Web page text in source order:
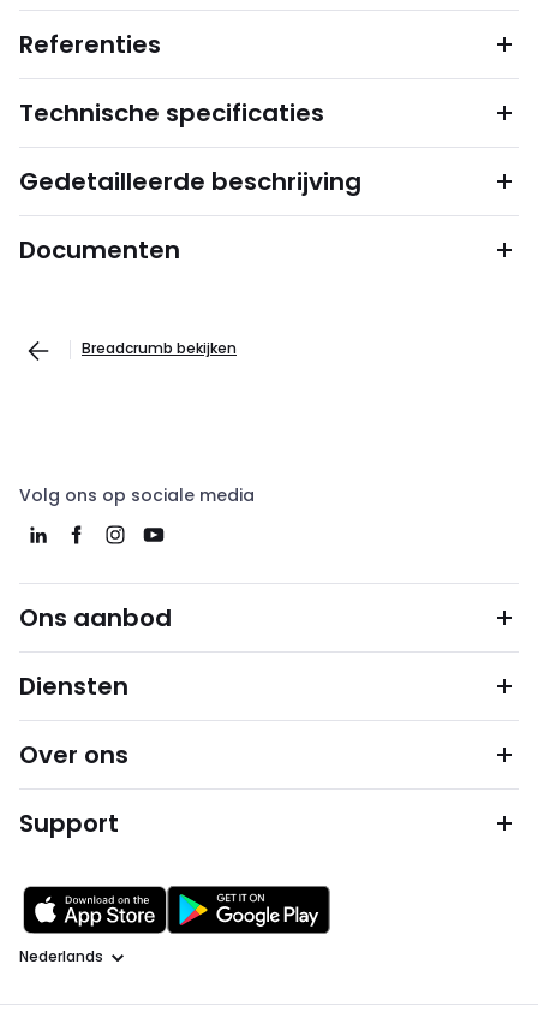
Referenties
Technische specificaties
Gedetailleerde beschrijving
Documenten
Breadcrumb bekijken
Volg ons op sociale media
Ons aanbod
Diensten
Over ons
Support
Taal